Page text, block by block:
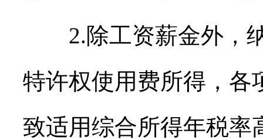
2.除工资薪金外，纳
特许权使用费所得，各
致适用综合所得年税率